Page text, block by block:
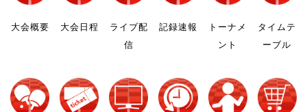
大会概要 大会日程
ライブ配
信
記録速報
トーナメ
ント
タイムテ
ーブル